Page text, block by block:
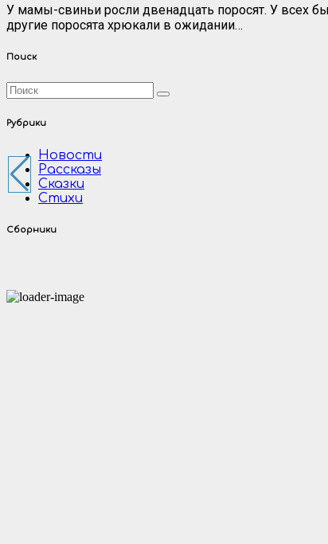
У мамы-свиньи росли двенадцать поросят. У всех
другие поросята хрюкали в ожидании…
Поиск
Рубрики
Новости
Рассказы
Сказки
Стихи
Сборники